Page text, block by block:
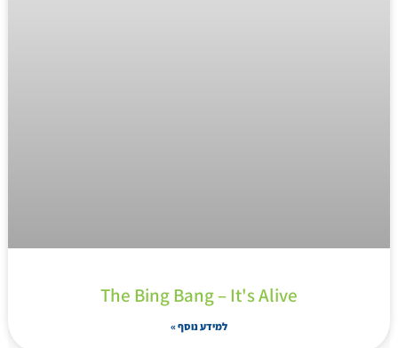
The Bing Bang – It's Alive
למידע נוסף »